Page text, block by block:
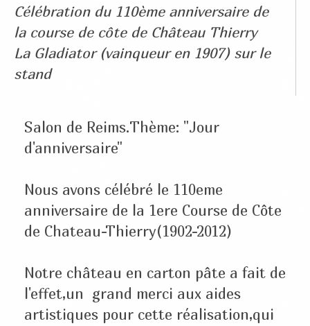
Célébration du 110ème anniversaire de
la course de côte de Château Thierry
La Gladiator (vainqueur en 1907) sur le
stand
Salon de Reims.Thème: "Jour
d'anniversaire"
Nous avons célébré le 110eme
anniversaire de la 1ere Course de Côte
de Chateau-Thierry(1902-2012)
Notre château en carton pâte a fait de
l'effet,un grand merci aux aides
artistiques pour cette réalisation,qui